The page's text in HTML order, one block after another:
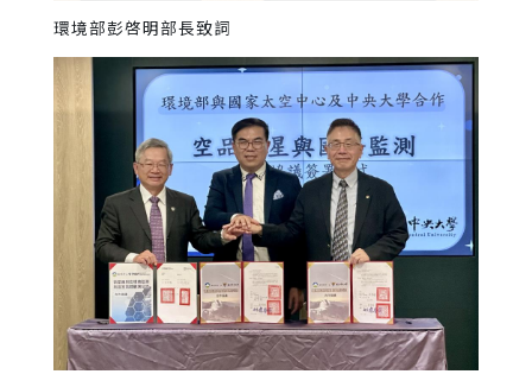
環境部彭啓明部長致詞